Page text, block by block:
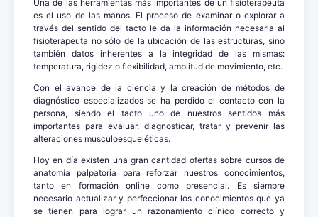
Una de las herramientas más importantes de un fisioterapeuta
es el uso de las manos. El proceso de examinar o explorar a
través del sentido del tacto le da la información necesaria al
fisioterapeuta no sólo de la ubicación de las estructuras, sino
también datos inherentes a la integridad de las mismas:
temperatura, rigidez o flexibilidad, amplitud de movimiento, etc.
Con el avance de la ciencia y la creación de métodos de
diagnóstico especializados se ha perdido el contacto con la
persona, siendo el tacto uno de nuestros sentidos más
importantes para evaluar, diagnosticar, tratar y prevenir las
alteraciones musculoesqueléticas.
Hoy en día existen una gran cantidad ofertas sobre cursos de
anatomía palpatoria para reforzar nuestros conocimientos,
tanto en formación online como presencial. Es siempre
necesario actualizar y perfeccionar los conocimientos que ya
se tienen para lograr un razonamiento clínico correcto y